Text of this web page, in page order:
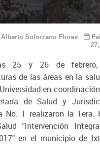
Alberto Solorzano Flores
25 y 26 de
de las áreas en la
en
de Salud y
No. 1 realizaron la 1era.
"Intervención
en el municipio de